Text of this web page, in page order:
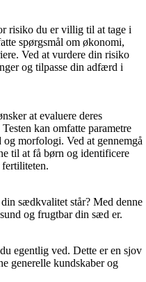
risiko du er villig til at tage i
spørgsmål om økonomi,
Ved at vurdere din risiko
og tilpasse din adfærd i
at evaluere deres
kan omfatte parametre
morfologi. Ved at gennemgå
til at få børn og identificere
sædkvalitet står? Med denne
og frugtbar din sæd er.
egentlig ved. Dette er en sjov
generelle kundskaber og